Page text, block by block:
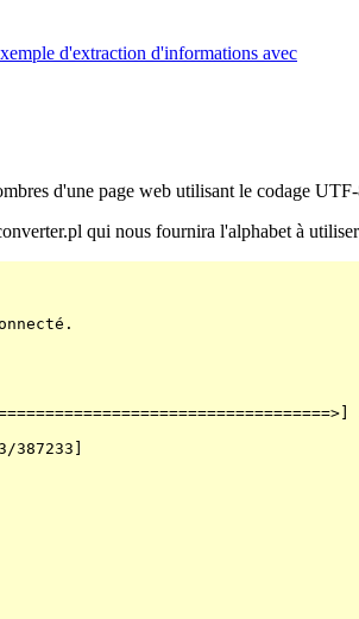
d'extraction d'informations avec
d'une page web utilisant le codage
qui nous fournira l'alphabet à